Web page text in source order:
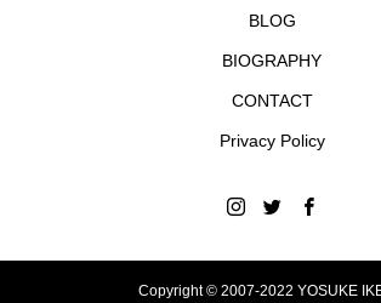
BLOG
BIOGRAPHY
CONTACT
Privacy Policy
Copyright © 2007-2022 YOSUKE